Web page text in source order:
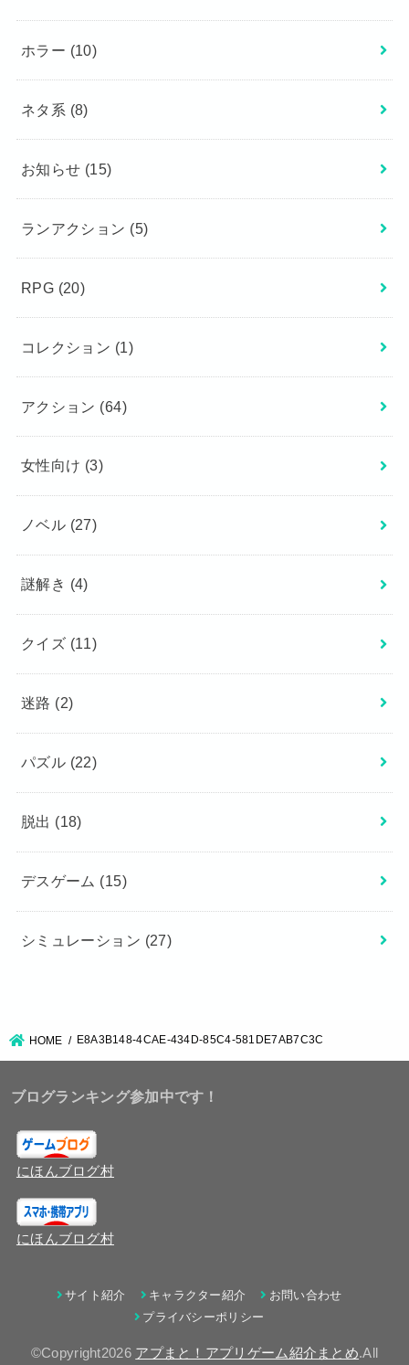
ホラー (10)
ネタ系 (8)
お知らせ (15)
ランアクション (5)
RPG (20)
コレクション (1)
アクション (64)
女性向け (3)
ノベル (27)
謎解き (4)
クイズ (11)
迷路 (2)
パズル (22)
脱出 (18)
デスゲーム (15)
シミュレーション (27)
HOME E8A3B148-4CAE-434D-85C4-581DE7AB7C3C
ブログランキング参加中です！
にほんブログ村
にほんブログ村
サイト紹介 キャラクター紹介
お問い合わせ
プライバシーポリシー
©Copyright2026 アプまと！アプリゲーム紹介まとめ.All